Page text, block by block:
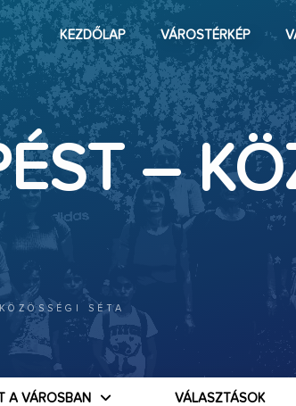
KEZDŐLAP VÁROSTÉRKÉP
–
SÉTA
A VÁROSBAN VÁLASZTÁSOK